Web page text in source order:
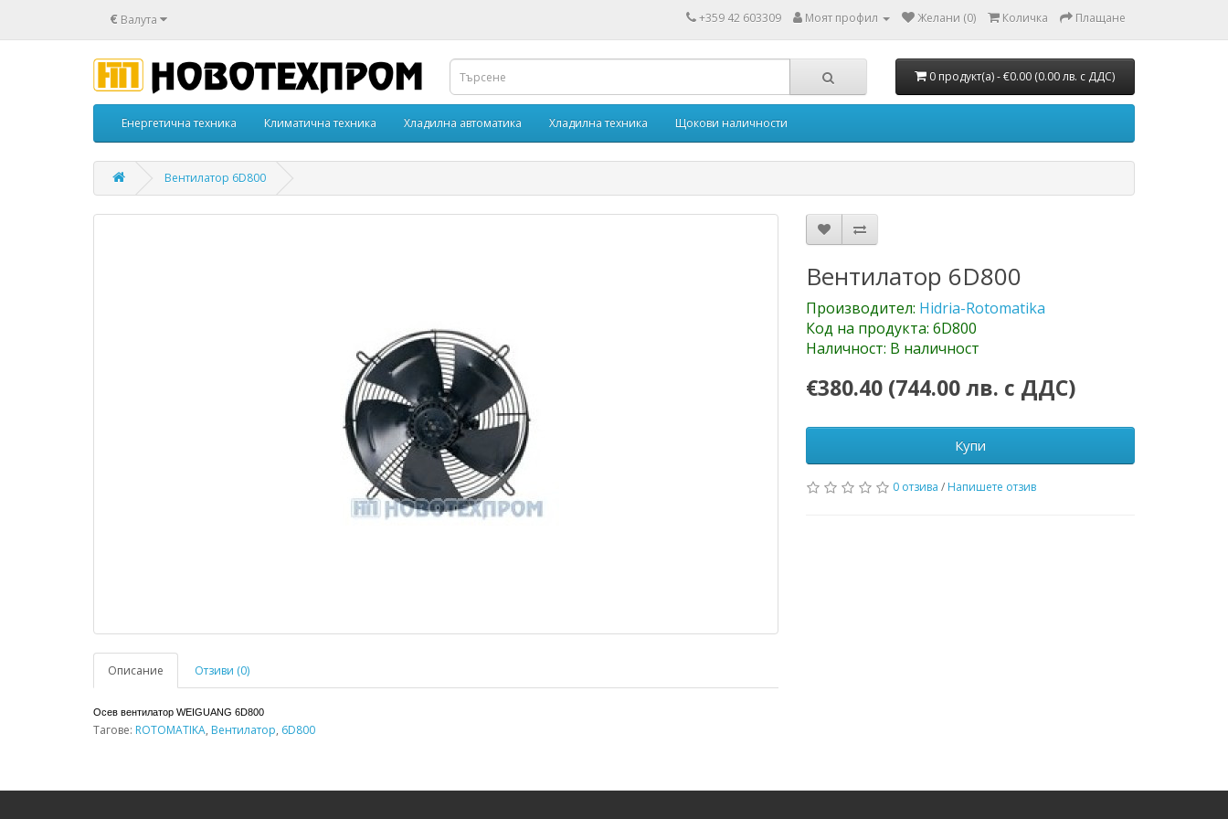
€ Валута +359 42 603309 Моят профил Желани (0) Количка Плащане
0 продукт(а) - €0.00 (0.00 лв. с ДДС)
Енергетична техника Климатична техника Хладилна автоматика Хладилна техника Щокови наличности
Вентилатор 6D800
Описание Отзиви (0)
Осев вентилатор WEIGUANG 6D800
Вентилатор 6D800
Производител: Hidria-Rotomatika
Код на продукта: 6D800
Наличност: В наличност
€380.40 (744.00 лв. с ДДС)
Купи
0 отзива / Напишете отзив
Тагове: ROTOMATIKA, Вентилатор, 6D800